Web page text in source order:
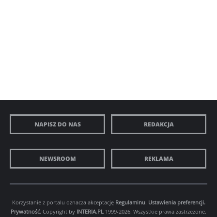
NAPISZ DO NAS REDAKCJA
NEWSROOM REKLAMA
Korzystanie z portalu oznacza akceptację Regulaminu. Ustawienia preferencji.
Prywatność. Copyright by INTERIA.PL 1999-2026. Wszystkie prawa zastrzeżone.